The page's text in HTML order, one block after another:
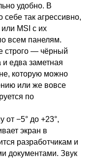
удобно. В
себе так агрессивно,
MSI с их
всем панелям.
строго — чёрный
едва заметная
которую можно
или же вовсе
по
от −5° до +23°,
экран в
разработчикам и
документами. Звук